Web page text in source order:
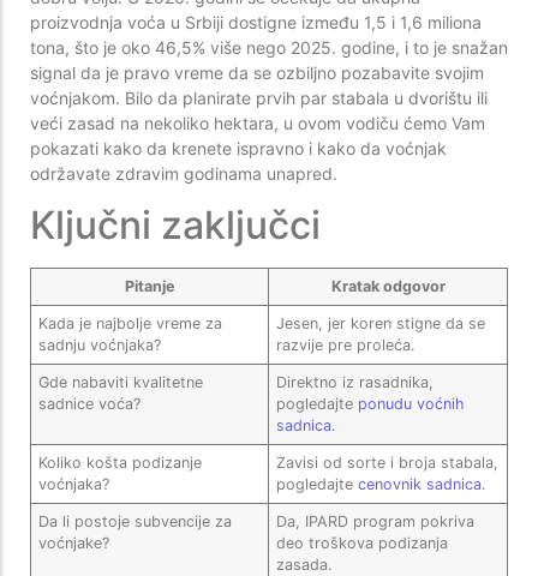
proizvodnja voća u Srbiji dostigne između 1,5 i 1,6 miliona
tona, što je oko 46,5% više nego 2025. godine, i to je snažan
signal da je pravo vreme da se ozbiljno pozabavite svojim
voćnjakom. Bilo da planirate prvih par stabala u dvorištu ili
veći zasad na nekoliko hektara, u ovom vodiču ćemo Vam
pokazati kako da krenete ispravno i kako da voćnjak
održavate zdravim godinama unapred.
Ključni zaključci
Pitanje Kratak odgovor
Kada je najbolje vreme za
sadnju voćnjaka?
Jesen, jer koren stigne da se
razvije pre proleća.
Gde nabaviti kvalitetne
sadnice voća?
Direktno iz rasadnika,
pogledajte ponudu voćnih
sadnica.
Koliko košta podizanje
voćnjaka?
Zavisi od sorte i broja stabala,
pogledajtecenovnik sadnica.
Da li postoje subvencije za
voćnjake?
Da, IPARD program pokriva
deo troškova podizanja
zasada.